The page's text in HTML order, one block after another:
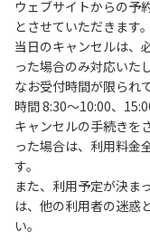
３、テントサイト（
予約いただいた方の
基本的に、テント1
管理棟にてチェック
時前にお越しの方は
続きを行ってくださ
手続きを行ってくだ
４、車両は、荷物の
ださい。
５、チェックアウト
午後5時まで）です
方や使用人数が増え
ウェブサイトからの予
とさせていただきます。
当日のキャンセルは、
った場合のみ対応いた
なお受付時間が限られ
時間 8:30～10:00、
キャンセルの手続きを
った場合は、利用料金
す。
また、利用予定が決ま
は、他の利用者の迷惑
い。